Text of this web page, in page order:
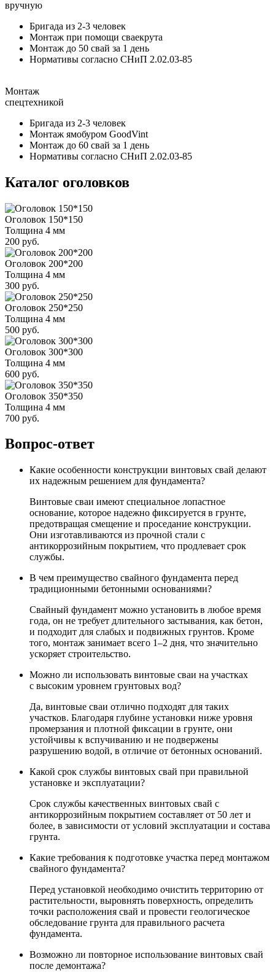
вручную
Бригада из 2-3 человек
Монтаж при помощи сваекрута
Монтаж до 50 свай за 1 день
Нормативы согласно СНиП 2.02.03-85
Монтаж
спецтехникой
Бригада из 2-3 человек
Монтаж ямобуром GoodVint
Монтаж до 60 свай за 1 день
Нормативы согласно СНиП 2.02.03-85
Каталог оголовков
Оголовок 150*150
Толщина 4 мм
200 руб.
Оголовок 200*200
Толщина 4 мм
300 руб.
Оголовок 250*250
Толщина 4 мм
500 руб.
Оголовок 300*300
Толщина 4 мм
600 руб.
Оголовок 350*350
Толщина 4 мм
700 руб.
Вопрос-ответ
Какие особенности конструкции винтовых свай делают
их надежным решением для фундамента?
Винтовые сваи имеют специальное лопастное
основание, которое надежно фиксируется в грунте,
предотвращая смещение и проседание конструкции.
Они изготавливаются из прочной стали с
антикоррозийным покрытием, что продлевает срок
службы.
В чем преимущество свайного фундамента перед
традиционными бетонными основаниями?
Свайный фундамент можно установить в любое время
года, он не требует длительного застывания, как бетон,
и подходит для слабых и подвижных грунтов. Кроме
того, монтаж занимает всего 1–2 дня, что значительно
ускоряет строительство.
Можно ли использовать винтовые сваи на участках
с высоким уровнем грунтовых вод?
Да, винтовые сваи отлично подходят для таких
участков. Благодаря глубине установки ниже уровня
промерзания и плотной фиксации в грунте, они
устойчивы к вспучиванию и не подвержены
разрушению водой, в отличие от бетонных оснований.
Какой срок службы винтовых свай при правильной
установке и эксплуатации?
Срок службы качественных винтовых свай с
антикоррозийным покрытием составляет от 50 лет и
более, в зависимости от условий эксплуатации и состава
грунта.
Какие требования к подготовке участка перед монтажом
свайного фундамента?
Перед установкой необходимо очистить территорию от
растительности, выровнять поверхность, определить
точки расположения свай и провести геологическое
обследование грунта для правильного расчета
фундамента.
Возможно ли повторное использование винтовых свай
после демонтажа?